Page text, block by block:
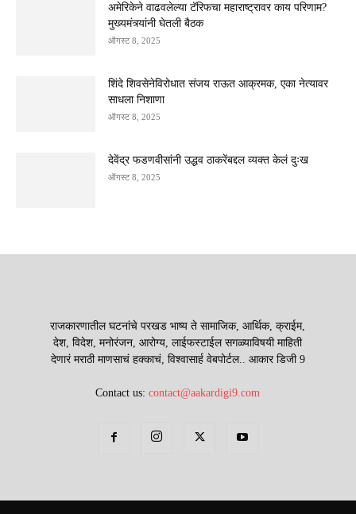
अमेरिकेने वाढवलेल्या टॅरिफचा महाराष्ट्रावर काय परिणाम?
मुख्यमंत्र्यांनी घेतली बैठक
ऑगस्ट 8, 2025
शिंदे शिवसेनेविरोधात संजय राऊत आक्रमक, एका नेत्यावर
साधला निशाणा
ऑगस्ट 8, 2025
देवेंद्र फडणवीसांनी उद्धव ठाकरेंबद्दल व्यक्त केलं दुःख
ऑगस्ट 8, 2025
राजकारणातील घटनांचे परखड भाष्य ते सामाजिक, आर्थिक, क्राईम,
देश, विदेश, मनोरंजन, आरोग्य, लाईफस्टाईल सगळ्याविषयी माहिती
देणारं मराठी माणसाचं हक्काचं, विश्वासार्ह वेबपोर्टल.. आकार डिजी 9
Contact us:contact@aakardigi9.com